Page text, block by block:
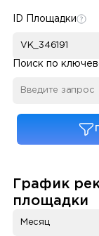
ID Площадки
Поиск по
График
площадки
Месяц